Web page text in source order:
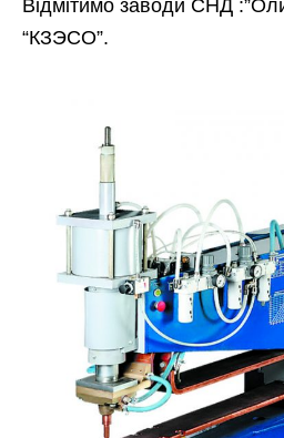
Відмітимо заводи СНД
“КЗЭСО”.